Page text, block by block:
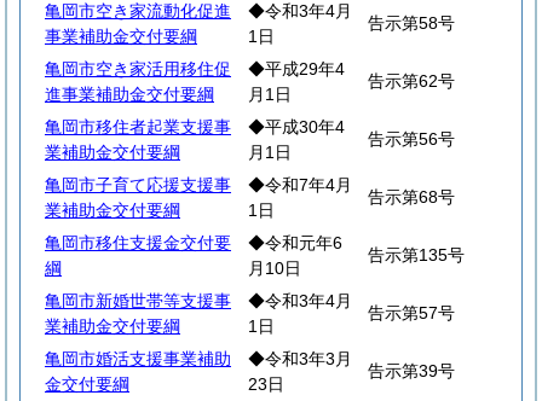
亀岡市空き家流動化促進
事業補助金交付要綱
◆令和3年4月
1日
告示第58号
亀岡市空き家活用移住促
進事業補助金交付要綱
◆平成29年4
月1日
告示第62号
亀岡市移住者起業支援事
業補助金交付要綱
◆平成30年4
月1日
告示第56号
亀岡市子育て応援支援事
業補助金交付要綱
◆令和7年4月
1日
告示第68号
亀岡市移住支援金交付要
綱
◆令和元年6
月10日
告示第135号
亀岡市新婚世帯等支援事
業補助金交付要綱
◆令和3年4月
1日
告示第57号
亀岡市婚活支援事業補助
金交付要綱
◆令和3年3月
23日
告示第39号